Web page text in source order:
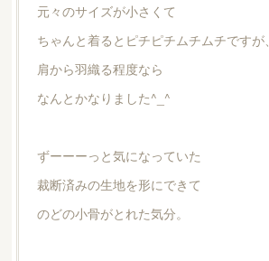
元々のサイズが小さくて
ちゃんと着るとピチピチムチムチですが、
肩から羽織る程度なら
なんとかなりました^_^
ずーーーっと気になっていた
裁断済みの生地を形にできて
のどの小骨がとれた気分。